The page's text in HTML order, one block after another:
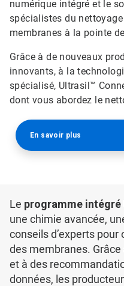
numérique intégré et le
spécialistes du
membranes à la pointe
Grâce à de nouveaux
innovants, à la
spécialisé, Ultrasil™
dont vous abordez le
En savoir plus
Le programme intégré
une chimie avancée,
conseils d’experts
des membranes.
et à des
données, les